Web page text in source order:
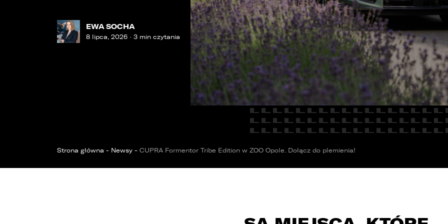
Car detailing
Stacja kontroli pojazdów
Serwis mechaniczny
Sprawdzenie samochodu
Fakturatka
Ubezpieczenia
Fundacja
Sopot EWA SOCHA
8 lipca, 2026 · 3 min czytania
Strona główna - Newsy - CUPRA Formentor Tribe Edition w ZOO Opole. Dołącz do plemienia!